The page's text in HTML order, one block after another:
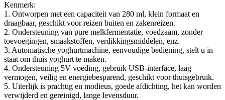
Kenmerk:
1. Ontworpen met een capaciteit van 280 ml, klein formaat en
draagbaar, geschikt voor reizen buiten en zakenreizen.
2. Ondersteuning van pure melkfermentatie, voedzaam, zonder
toevoegingen, smaakstoffen, verdikkingsmiddelen, enz.
3. Automatische yoghurtmachine, eenvoudige bediening, stelt u in
staat om thuis yoghurt te maken.
4. Ondersteuning 5V voeding, gebruik USB-interface, laag
vermogen, veilig en energiebesparend, geschikt voor thuisgebruik.
5. Uiterlijk is prachtig en modieus, goede afdichting, het kan worden
verwijderd en gereinigd, lange levensduur.